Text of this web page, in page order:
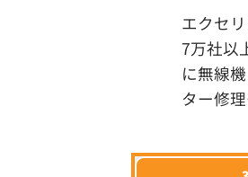
エクセ
7万社以
に無線
ター修